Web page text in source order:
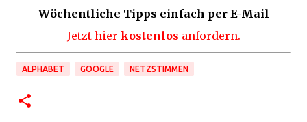
Wöchentliche Tipps einfach per E-Mail
Jetzt hier kostenlos anfordern.
ALPHABET GOOGLE NETZSTIMMEN